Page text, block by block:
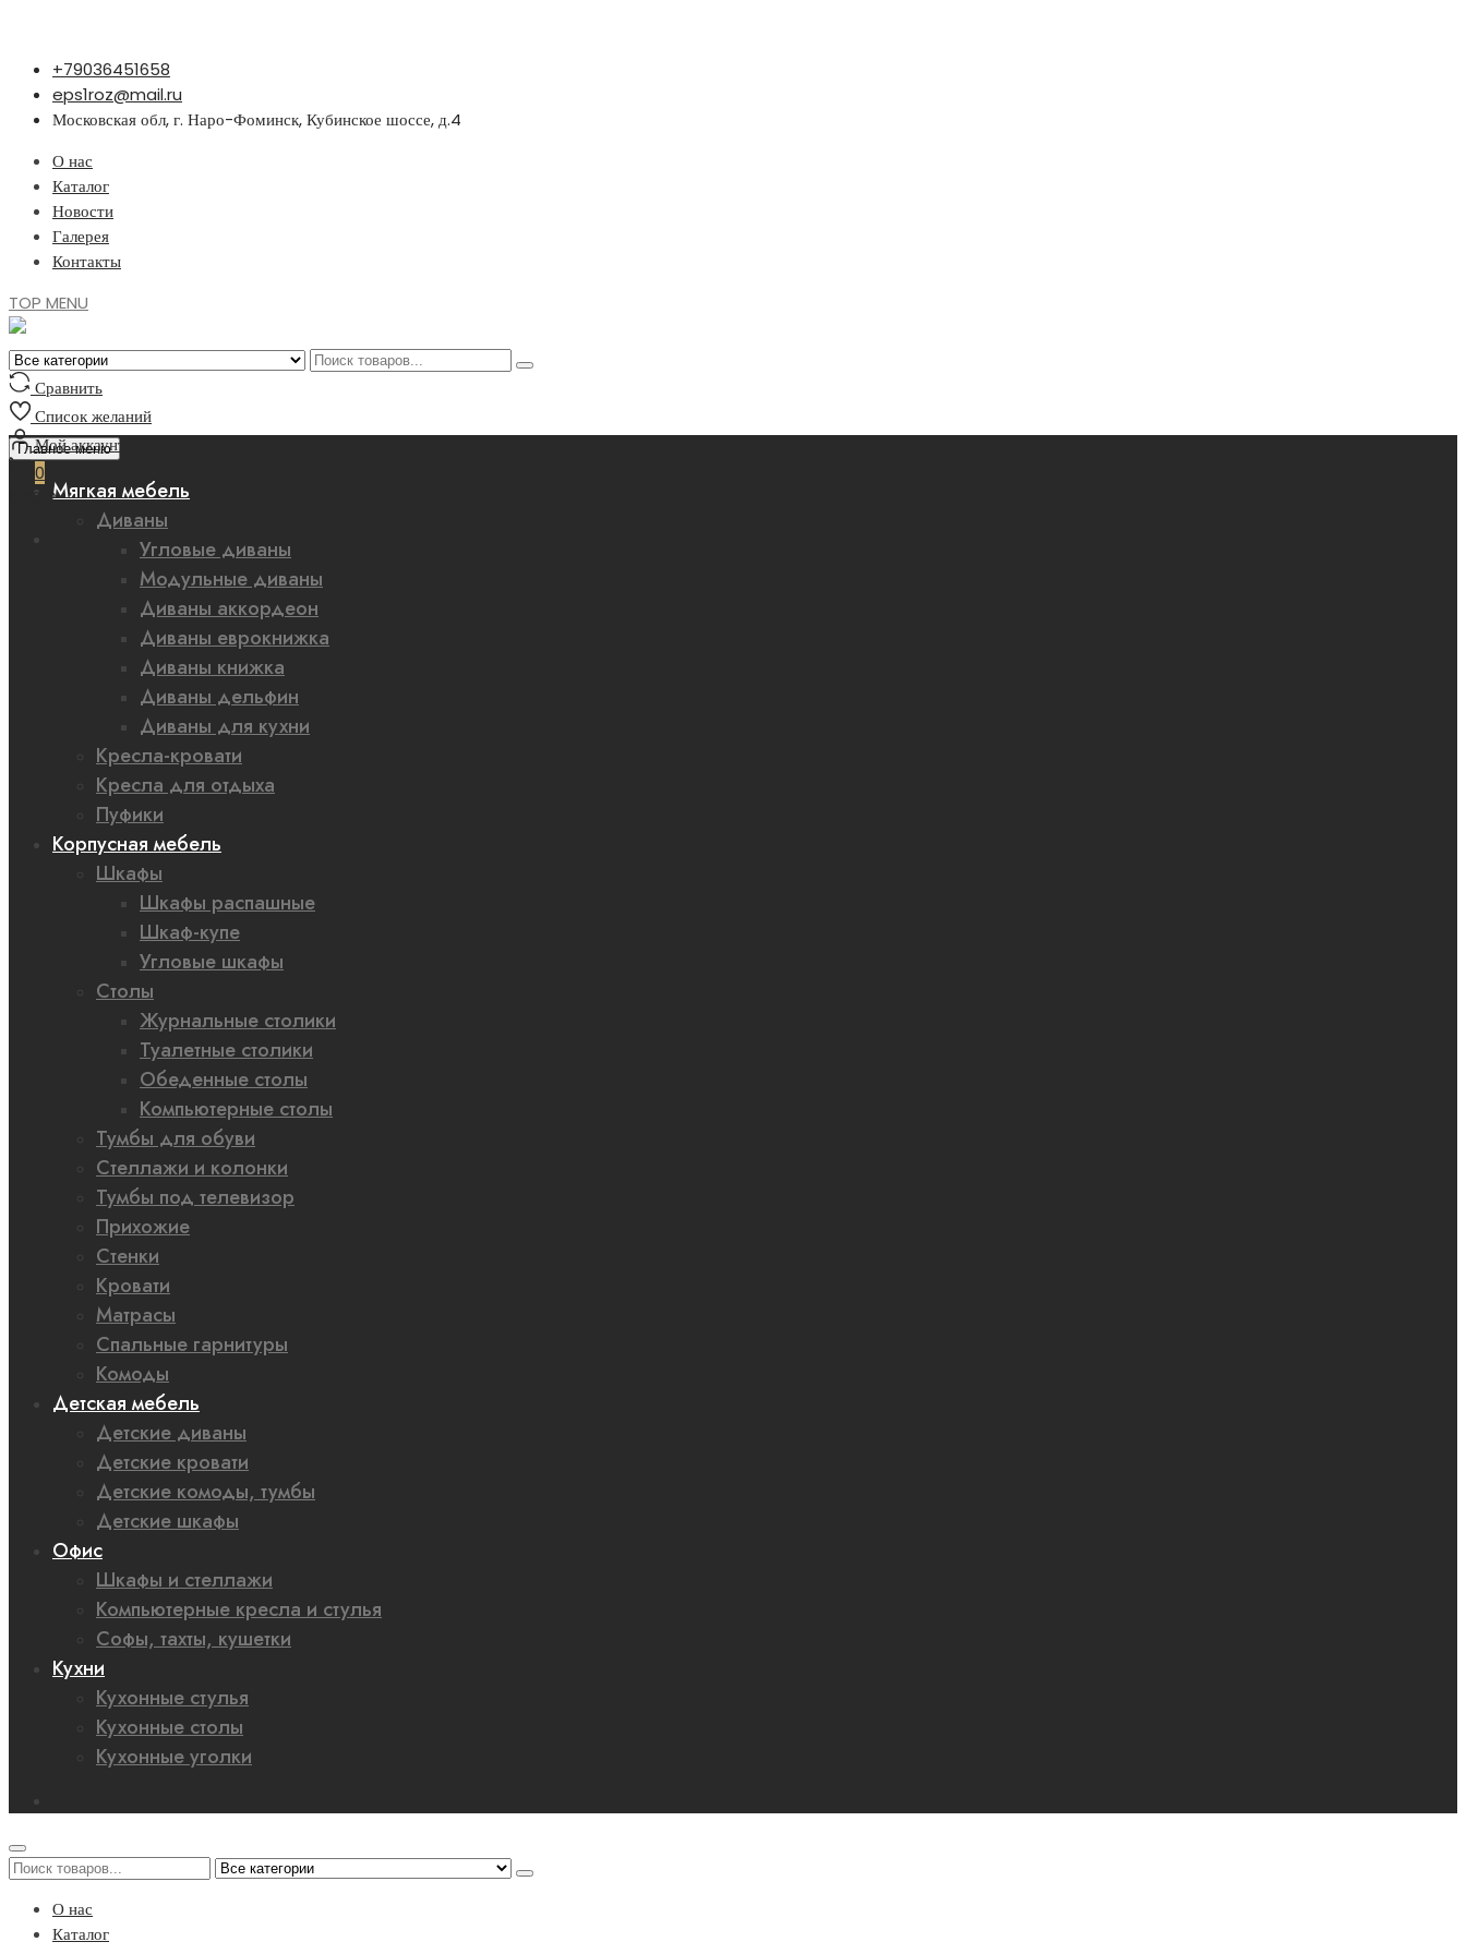
Перейти
содержимому
+79036451658
eps1roz@mail.ru
Московская обл, г. Наро-Фоминск, Кубинское шоссе, д.4
О нас
Каталог
Новости
Галерея
Контакты
TOP MENU
Сравнить
Список желаний
Мой аккаунт
0
0,00 ₽
Главное меню
Мягкая мебель
Диваны
Угловые диваны
Модульные диваны
Диваны аккордеон
Диваны еврокнижка
Диваны книжка
Диваны дельфин
Диваны для кухни
Кресла-кровати
Кресла для отдыха
Пуфики
Корпусная мебель
Шкафы
Шкафы распашные
Шкаф-купе
Угловые шкафы
Столы
Журнальные столики
Туалетные столики
Обеденные столы
Компьютерные столы
Тумбы для обуви
Стеллажи и колонки
Тумбы под телевизор
Прихожие
Стенки
Кровати
Матрасы
Спальные гарнитуры
Комоды
Детская мебель
Детские диваны
Детские кровати
Детские комоды, тумбы
Детские шкафы
Офис
Шкафы и стеллажи
Компьютерные кресла и стулья
Софы, тахты, кушетки
Кухни
Кухонные стулья
Кухонные столы
Кухонные уголки
О нас
Каталог